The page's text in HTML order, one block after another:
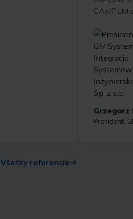
CAx/PLM
Grzegorz
President,
Všetky referencie